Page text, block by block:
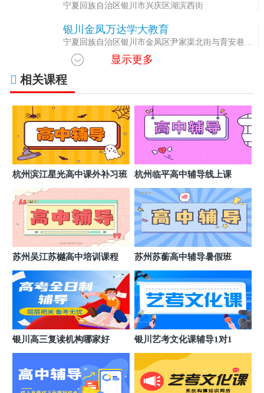
宁夏回族自治区银川市兴庆区湖滨西街
银川金凤万达学大教育
宁夏回族自治区银川市金凤区尹家渠北街与育安巷北
行200米路西
显示更多
相关课程
杭州滨江星光高中课外补习班 杭州临平高中辅导线上课
苏州吴江苏樾高中培训课程 苏州苏蘅高中辅导暑假班
银川高三复读机构哪家好 银川艺考文化课辅导1对1